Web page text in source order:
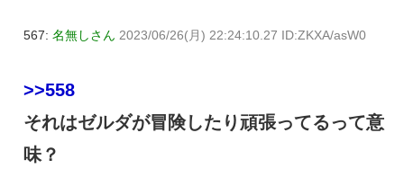
567: 名無しさん 2023/06/26(月) 22:24:10.27 ID:ZKXA/asW0
>>558
それはゼルダが冒険したり頑張ってるって意
味？